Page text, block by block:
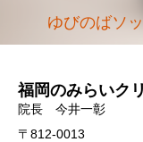
ゆびのばソ
福岡のみらいク
院長 今井一彰
〒812-0013